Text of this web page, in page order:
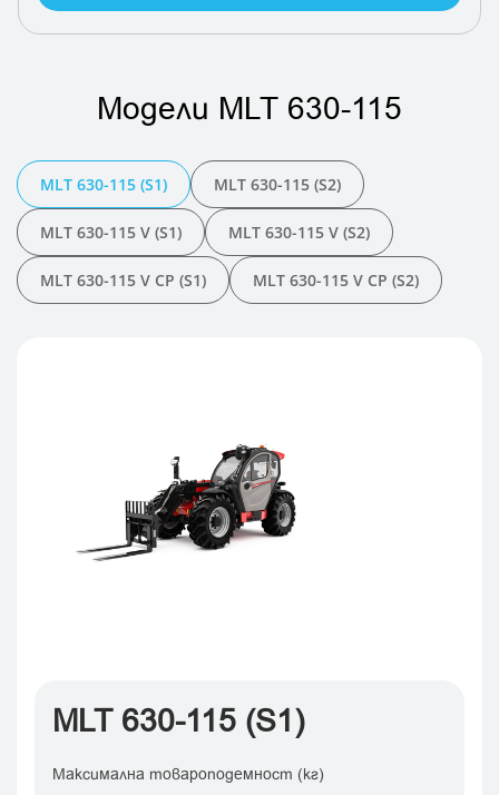
Модели MLT 630-115
MLT 630-115 (S1) MLT 630-115 (S2)
MLT 630-115 V (S1) MLT 630-115 V (S2)
MLT 630-115 V CP (S1) MLT 630-115 V CP (S2)
MLT 630-115 (S1)
Максимална товароподемност (кг)